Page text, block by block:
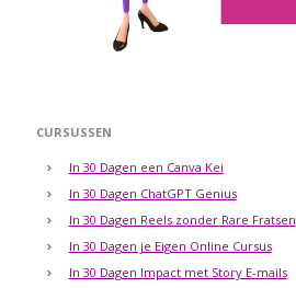
CURSUSSEN
In 30 Dagen een Canva Kei
In 30 Dagen ChatGPT Genius
In 30 Dagen Reels zonder Rare Fratsen
In 30 Dagen je Eigen Online Cursus
In 30 Dagen Impact met Story E-mails